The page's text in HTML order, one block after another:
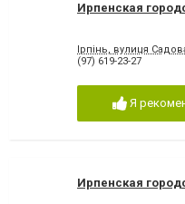
Ирпенская
Ірпінь, вулиця
(97) 619-23-27
Я
Ирпенская